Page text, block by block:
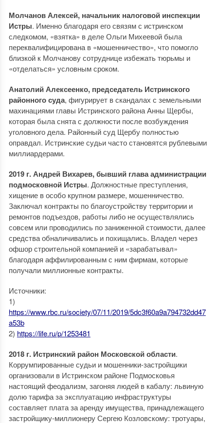
Молчанов Алексей, начальник налоговой инспекции
Истры. Именно благодаря его связям с истринском
следкомом, «взятка» в деле Ольги Михеевой была
переквалифицирована в «мошенничество», что помогло
близкой к Молчанову сотруднице избежать тюрьмы и
«отделаться» условным сроком.
Анатолий Алексеенко, председатель Истринского
районного суда, фигурирует в скандалах с земельными
махинациями главы Истринского района Анны Щербы,
которая была снята с должности после возбуждения
уголовного дела. Районный суд Щербу полностью
оправдал. Истринские судьи часто становятся рублевыми
миллиардерами.
2019 г. Андрей Вихарев, бывший глава администрации
подмосковной Истры. Должностные преступления,
хищение в особо крупном размере, мошенничество.
Заключал контракты по благоустройству территории и
ремонтов подъездов, работы либо не осуществлялись
совсем или проводились по заниженной стоимости, далее
средства обналичивались и похищались. Владел через
офшор строительной компанией и «зарабатывал»
благодаря аффилированным с ним фирмам, которые
получали миллионные контракты.
Источники:
1)
https://www.rbc.ru/society/07/11/2019/5dc3f60a9a794732dd47
a53b
2) https://life.ru/p/1253481
2018 г. Истринский район Московской области.
Коррумпированные судьи и мошенники-застройщики
организовали в Истринском районе Подмосковья
настоящий феодализм, загоняя людей в кабалу: львиную
долю тарифа за эксплуатацию инфраструктуры
составляет плата за аренду имущества, принадлежащего
застройщику-миллионеру Сергею Козловскому: тротуары,